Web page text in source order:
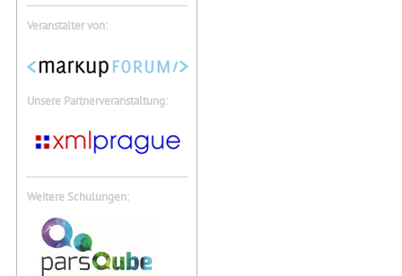
Veranstalter von:
Unsere Partnerveranstaltung:
Weitere Schulungen: